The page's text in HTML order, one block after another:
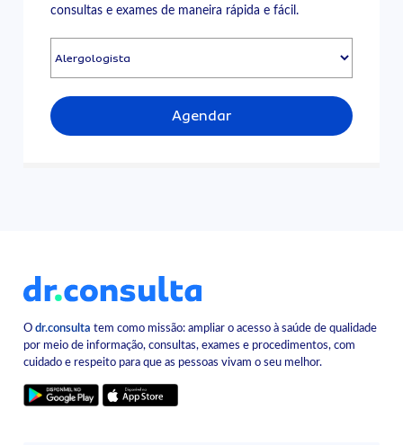
consultas e exames de maneira rápida e fácil.
Agendar
Odr.consulta tem como missão: ampliar o acesso à saúde de qualidade
por meio de informação, consultas, exames e procedimentos, com
cuidado e respeito para que as pessoas vivam o seu melhor.